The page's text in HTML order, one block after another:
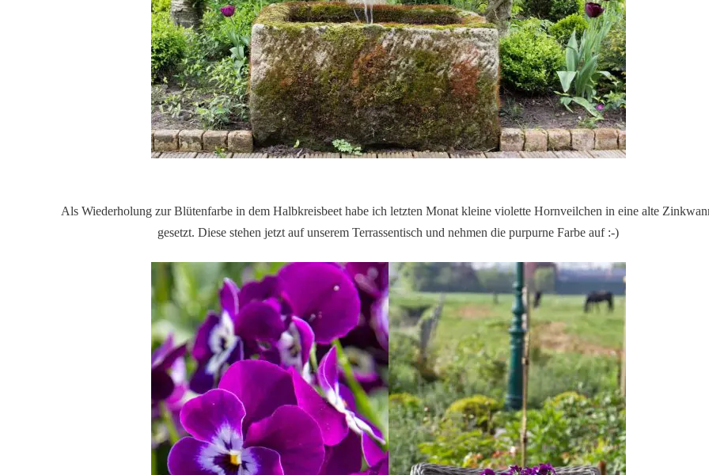
Als Wiederholung zur Blütenfarbe in dem Halbkreisbeet habe ich letzten Monat kleine violette Hornveilchen in eine alte
gesetzt. Diese stehen jetzt auf unserem Terrassentisch und nehmen die purpurne Farbe auf :-)